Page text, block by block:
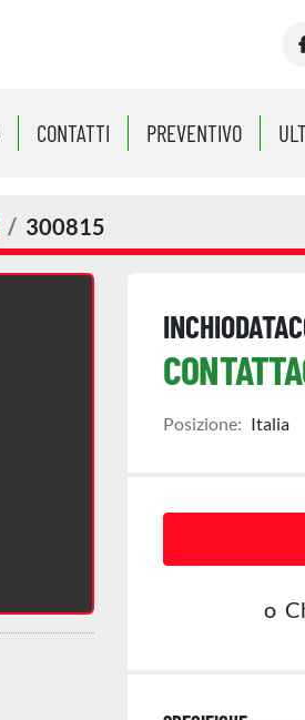
CONTATTI PREVENTIVO
300815
Posizione: Italia
o